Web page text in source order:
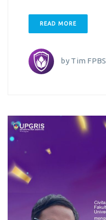
READ MORE
by Tim FPBS